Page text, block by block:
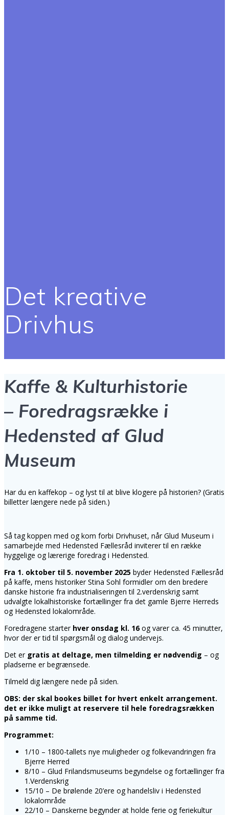
Det kreative
Drivhus
Kaffe & Kulturhistorie
– Foredragsrække i
Hedensted af Glud
Museum
Har du en kaffekop – og lyst til at blive klogere på historien? (Gratis
billetter længere nede på siden.)
Så tag koppen med og kom forbi Drivhuset, når Glud Museum i
samarbejde med Hedensted Fællesråd inviterer til en række
hyggelige og lærerige foredrag i Hedensted.
Fra 1. oktober til 5. november 2025 byder Hedensted Fællesråd
på kaffe, mens historiker Stina Sohl formidler om den bredere
danske historie fra industrialiseringen til 2.verdenskrig samt
udvalgte lokalhistoriske fortællinger fra det gamle Bjerre Herreds
og Hedensted lokalområde.
Foredragene starter hver onsdag kl. 16og varer ca. 45 minutter,
hvor der er tid til spørgsmål og dialog undervejs.
Det er gratis at deltage, men tilmelding er nødvendig – og
pladserne er begrænsede.
Tilmeld dig længere nede på siden.
OBS: der skal bookes billet for hvert enkelt arrangement.
det er ikke muligt at reservere til hele foredragsrækken
på samme tid.
Programmet:
1/10 – 1800-tallets nye muligheder og folkevandringen fra
Bjerre Herred
8/10 – Glud Frilandsmuseums begyndelse og fortællinger fra
1.Verdenskrig
15/10 – De brølende 20’ere og handelsliv i Hedensted
lokalområde
22/10 – Danskerne begynder at holde ferie og feriekultur